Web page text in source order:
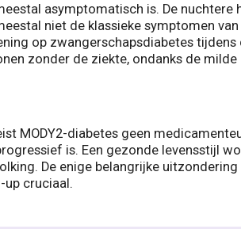
asymptomatisch is. De
niet de klassieke symptomen
op zwangerschapsdiabetes
zonder de ziekte, ondanks de
MODY2-diabetes geen
is. Een gezonde levensstijl
De enige belangrijke
up cruciaal.